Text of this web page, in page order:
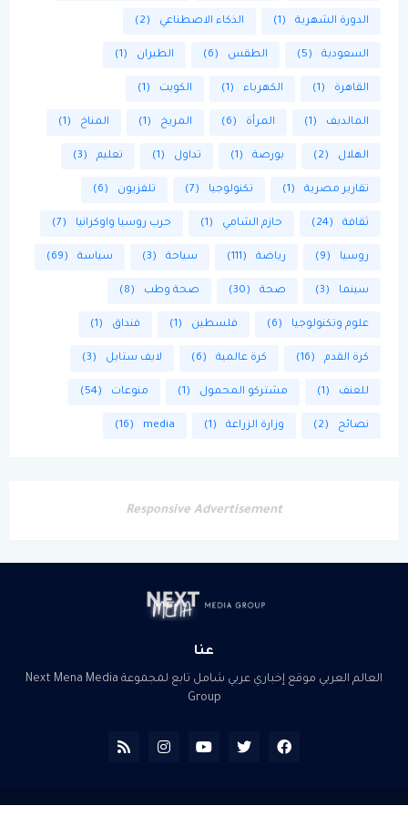
الدورة الشهرية (1) الذكاء الاصطناعي (2)
السعودية (5) الطقس (6) الطيران (1)
القاهرة (1) الكهرباء (1) الكويت (1)
المالديف (1) المرأة (6) المريخ (1) المناخ (1)
الهلال (2) بورصة (1) تداول (1) تعليم (3)
تقارير مصرية (1) تكنولوجيا (7) تلفزيون (6)
ثقافة (24) حازم الشامي (1) حرب روسيا واوكرانيا (7)
روسيا (9) رياضة (111) سياحة (3) سياسة (69)
سينما (3) صحة (30) صحة وطب (8)
علوم وتكنولوجيا (6) فلسطين (1) فنداق (1)
كرة القدم (16) كرة عالمية (6) لايف ستايل (3)
للعنف (1) مشتركو المحمول (1) منوعات (54)
نصائح (2) وزارة الزراعة (1)
media
(16)
Responsive Advertisement
عنا
العالم العربي موقع إخباري عربي شامل تابع لمجموعة Next Mena Media
Group